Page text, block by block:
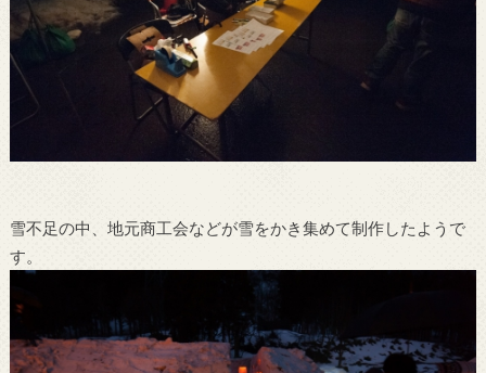
雪不足の中、地元商工会などが雪をかき集めて制作したようで
す。